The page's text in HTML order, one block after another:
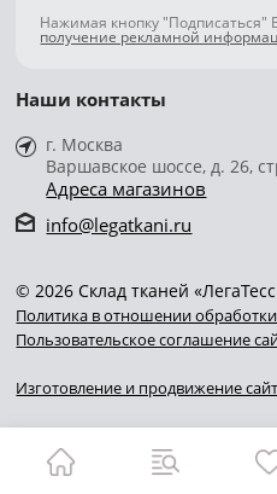
Нажимая кнопку "Подписаться"
получение рекламной
Наши контакты
г. Москва
Варшавское шоссе, д. 26,
Адреса магазинов
info@legatkani.ru
© 2026 Склад тканей
Политика в отношении
Пользовательское соглашение
Изготовление и продвижение